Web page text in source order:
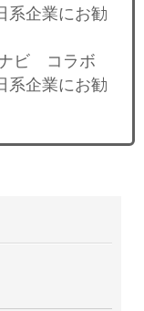
系企業にお勧
ナビ コラボ
系企業にお勧